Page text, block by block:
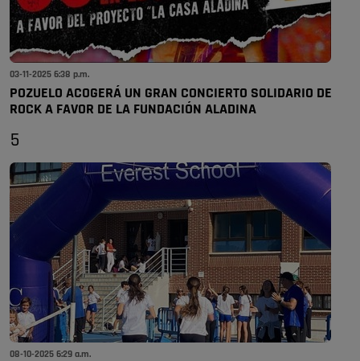
03-11-2025 6:38 p.m.
POZUELO ACOGERÁ UN GRAN CONCIERTO SOLIDARIO DE
ROCK A FAVOR DE LA FUNDACIÓN ALADINA
5
08-10-2025 6:29 a.m.